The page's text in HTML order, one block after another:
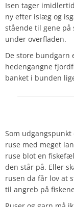
Isen tager
ny efter islæg og
stående til gene på
under overfladen.
De store
hedengangne
banket i bunden
Som
ruse med meget
ruse blot en
den står på. Eller
rusen da får lov at
til angreb på